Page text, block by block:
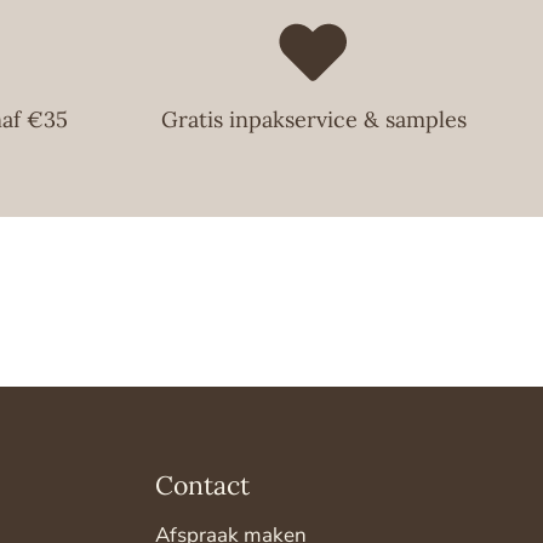
€35 Gratis inpakservice & samples
Contact
Afspraak maken